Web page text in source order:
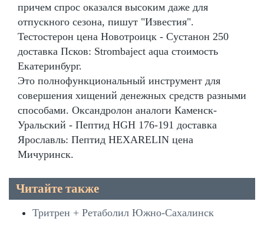
причем спрос оказался высоким даже для
отпускного сезона, пишут "Известия".
Тестостерон цена Новотроицк - Сустанон 250
доставка Псков: Strombaject aqua стоимость
Екатеринбург.
Это полнофункциональный инструмент для
совершения хищений денежных средств разными
способами. Оксандролон аналоги Каменск-
Уральский - Пептид HGH 176-191 доставка
Ярославль: Пептид HEXARELIN цена
Мичуринск.
Читайте также
Тритрен + Ретаболил Южно-Сахалинск